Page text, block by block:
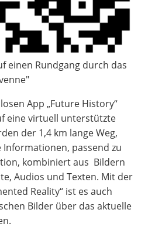
einen Rundgang durch das
App „Future History“
eine virtuell unterstützte
der 1,4 km lange Weg,
Informationen, passend zu
kombiniert aus Bildern
Audios und Texten. Mit der
Reality“ ist es auch
Bilder über das aktuelle